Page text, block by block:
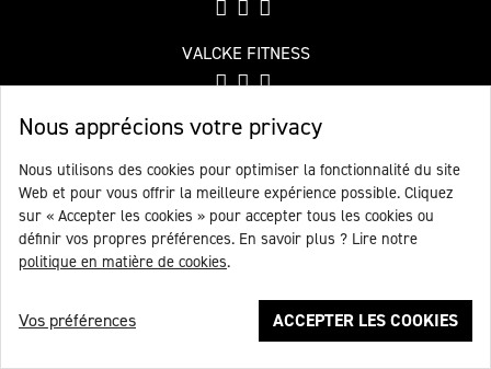
Nous apprécions votre privacy
Nous utilisons des cookies pour optimiser la fonctionnalité du site
Web et pour vous offrir la meilleure expérience possible. Cliquez
sur « Accepter les cookies » pour accepter tous les cookies ou
définir vos propres préférences. En savoir plus ? Lire notre
politique en matière de cookies.
Vos préférences ACCEPTER LES COOKIES
VALCKE FITNESS
© VALCKE GROUP2026
AVIS DE NON-RESPONSABILITÉ
POLITIQUE DE CONFIDENTIALITÉ